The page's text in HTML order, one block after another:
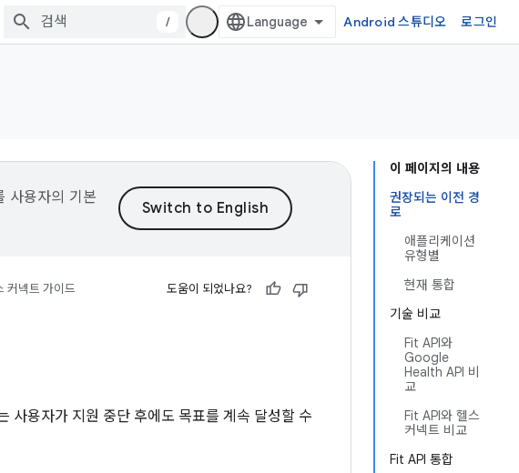
/ Android 스튜디오 로그인
이 페이지의 내용
권장되는 이전 경
로
애플리케이션
유형별
현재 통합
기술 비교
Fit API와
Google
Health API 비
교
Fit API와 헬스
커넥트 비교
Fit API 통합
사용자의 기본
커넥트 가이드 도움이 되었나요?
용자가 지원 중단 후에도 목표를 계속 달성할 수